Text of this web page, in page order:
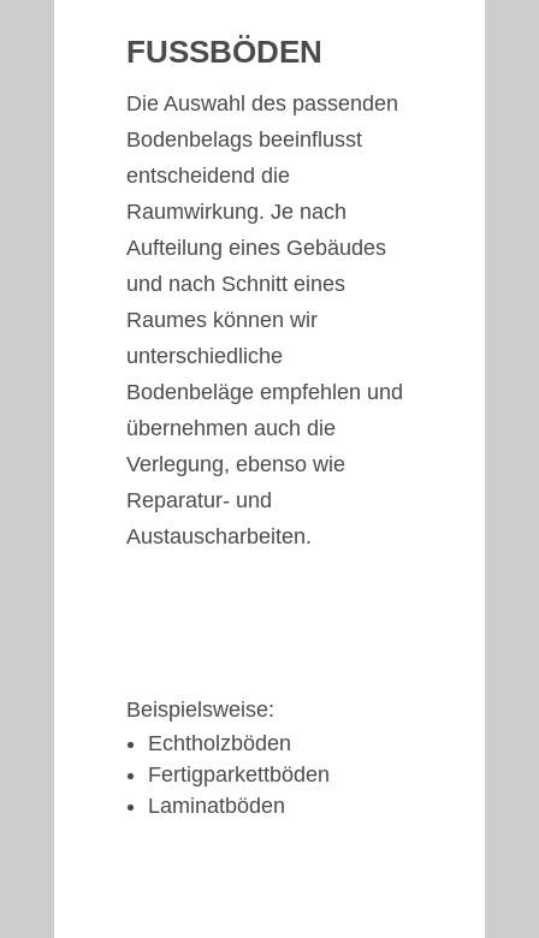
FUSSBÖDEN
Die Auswahl des passenden
Bodenbelags beeinflusst
entscheidend die
Raumwirkung. Je nach
Aufteilung eines Gebäudes
und nach Schnitt eines
Raumes können wir
unterschiedliche
Bodenbeläge empfehlen und
übernehmen auch die
Verlegung, ebenso wie
Reparatur- und
Austauscharbeiten.
Beispielsweise:
Echtholzböden
Fertigparkettböden
Laminatböden